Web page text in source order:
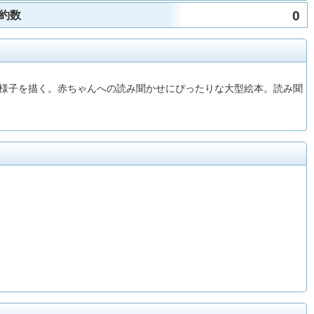
数 0
を描く。赤ちゃんへの読み聞かせにぴったりな大型絵本。読み聞